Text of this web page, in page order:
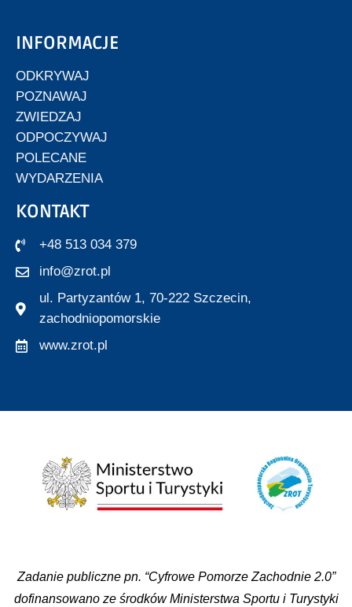
INFORMACJE
ODKRYWAJ
POZNAWAJ
ZWIEDZAJ
ODPOCZYWAJ
POLECANE
WYDARZENIA
KONTAKT
+48 513 034 379
info@zrot.pl
ul. Partyzantów 1, 70-222 Szczecin,
zachodniopomorskie
www.zrot.pl
Zadanie publiczne pn. “Cyfrowe Pomorze Zachodnie 2.0”
dofinansowano ze środków Ministerstwa Sportu i Turystyki